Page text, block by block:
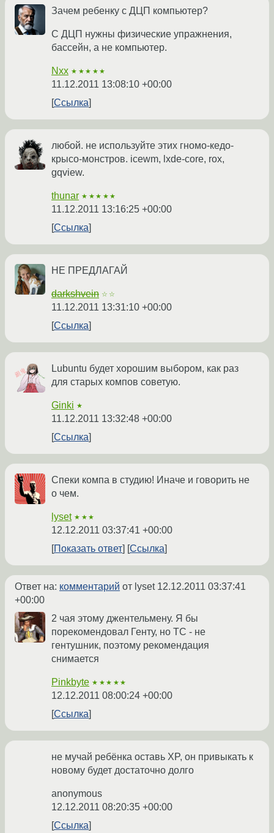
Зачем ребенку с ДЦП компьютер?
С ДЦП нужны физические упражнения,
бассейн, а не компьютер.
Nxx ★★★★★
11.12.2011 13:08:10 +00:00
Ссылка
любой. не используйте этих гномо-кедо-
крысо-монстров. icewm, lxde-core, rox,
gqview.
thunar ★★★★★
11.12.2011 13:16:25 +00:00
Ссылка
НЕ ПРЕДЛАГАЙ
darkshvein ☆☆
11.12.2011 13:31:10 +00:00
Ссылка
Lubuntu будет хорошим выбором, как раз
для старых компов советую.
Ginki ★
11.12.2011 13:32:48 +00:00
Ссылка
Спеки компа в студию! Иначе и говорить не
о чем.
lyset ★★★
12.12.2011 03:37:41 +00:00
Показать ответ
Ссылка
Ответ на: комментарий от lyset 12.12.2011 03:37:41
+00:00
2 чая этому джентельмену. Я бы
порекомендовал Генту, но ТС - не
гентушник, поэтому рекомендация
снимается
Pinkbyte ★★★★★
12.12.2011 08:00:24 +00:00
Ссылка
не мучай ребёнка оставь XP, он привыкать к
новому будет достаточно долго
anonymous
12.12.2011 08:20:35 +00:00
Ссылка